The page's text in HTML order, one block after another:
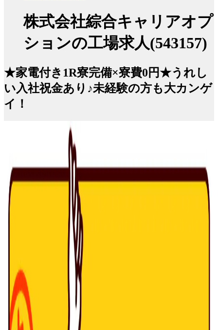
株式会社綜合キャリアオプ
ションの工場求人(543157)
★家電付き1R寮完備×寮費0円★うれし
い入社祝金あり♪未経験の方も大カンゲ
イ！